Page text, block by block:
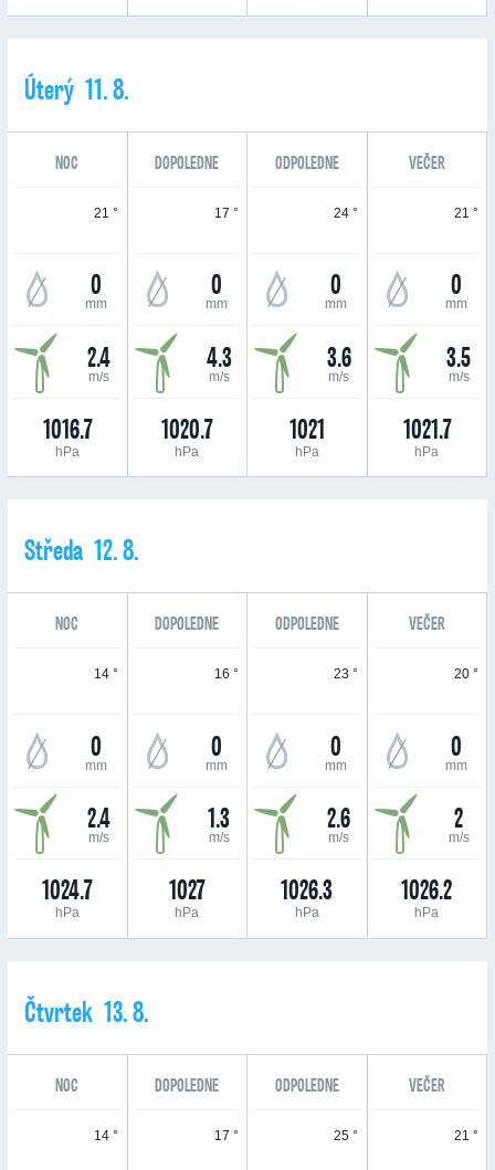
Úterý 11. 8.
NOC DOPOLEDNE ODPOLEDNE VEČER
21 °
0
mm
2.4
m/s
1016.7
hPa
17 °
0
mm
4.3
m/s
1020.7
hPa
24 °
0
mm
3.6
m/s
1021
hPa
21 °
0
mm
3.5
m/s
1021.7
hPa
Středa 12. 8.
NOC DOPOLEDNE ODPOLEDNE VEČER
14 °
0
mm
2.4
m/s
1024.7
hPa
16 °
0
mm
1.3
m/s
1027
hPa
23 °
0
mm
2.6
m/s
1026.3
hPa
20 °
0
mm
2
m/s
1026.2
hPa
Čtvrtek 13. 8.
NOC DOPOLEDNE ODPOLEDNE VEČER
14 ° 17 ° 25 ° 21 °